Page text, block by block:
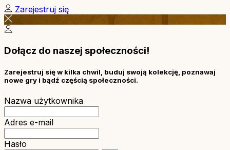
Zarejestruj się
Dołącz do naszej społeczności!
Zarejestruj się w kilka chwil, buduj swoją kolekcję, poznawaj
nowe gry i bądź częścią społeczności.
Nazwa użytkownika
Adres e-mail
Hasło